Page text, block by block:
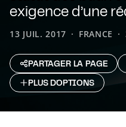
exigence d’une
13 JUIL. 2017 FRANCE
PARTAGER LA PAGE
PLUS D`OPTIONS